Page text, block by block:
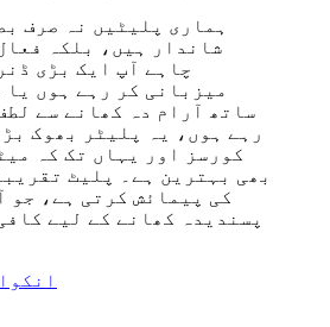
ہماری پلیٹیں نہ صرف
شاندار ہیں، بلکہ
چاہے آپ ایک بڑی
میزبانی کر رہے ہوں یا
ساتھ آرام دہ کھانے سے
رہے ہوں، یہ پلیٹر بھوک
کورسز اور یہاں تک کہ
کی پیمائش کرتی ہے، جو
پسندیدہ کھانے کے لیے